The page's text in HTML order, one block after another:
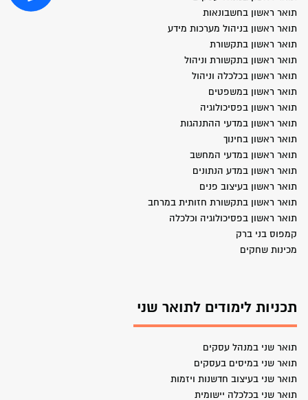
תואר ראשון בחשבונאות
תואר ראשון בניהול מערכות מידע
תואר ראשון בתקשורת
תואר ראשון בתקשורת וניהול
תואר ראשון בכלכלה וניהול
תואר ראשון במשפטים
תואר ראשון בפסיכולוגיה
תואר ראשון במדעי ההתנהגות
תואר ראשון בחינוך
תואר ראשון במדעי המחשב
תואר ראשון במדע הנתונים
תואר ראשון בעיצוב פנים
תואר ראשון בתקשורת חזותית במרחב
תואר ראשון בפסיכולוגיה וכלכלה
קמפוס בני ברק
מכינות שחקים
תכניות לימודים לתואר שני
תואר שני במנהל עסקים
תואר שני במיסים בעסקים
תואר שני בעיצוב חדשנות ויזמות
תואר שני בכלכלה יישומית